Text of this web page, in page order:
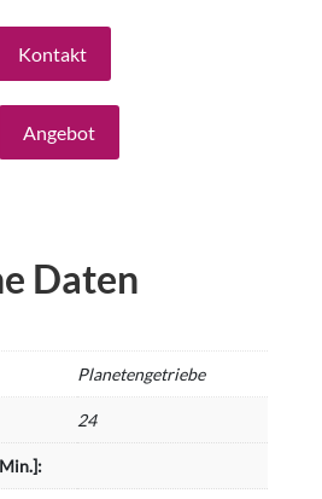
Kontakt
Angebot
Daten
Planetengetriebe
24